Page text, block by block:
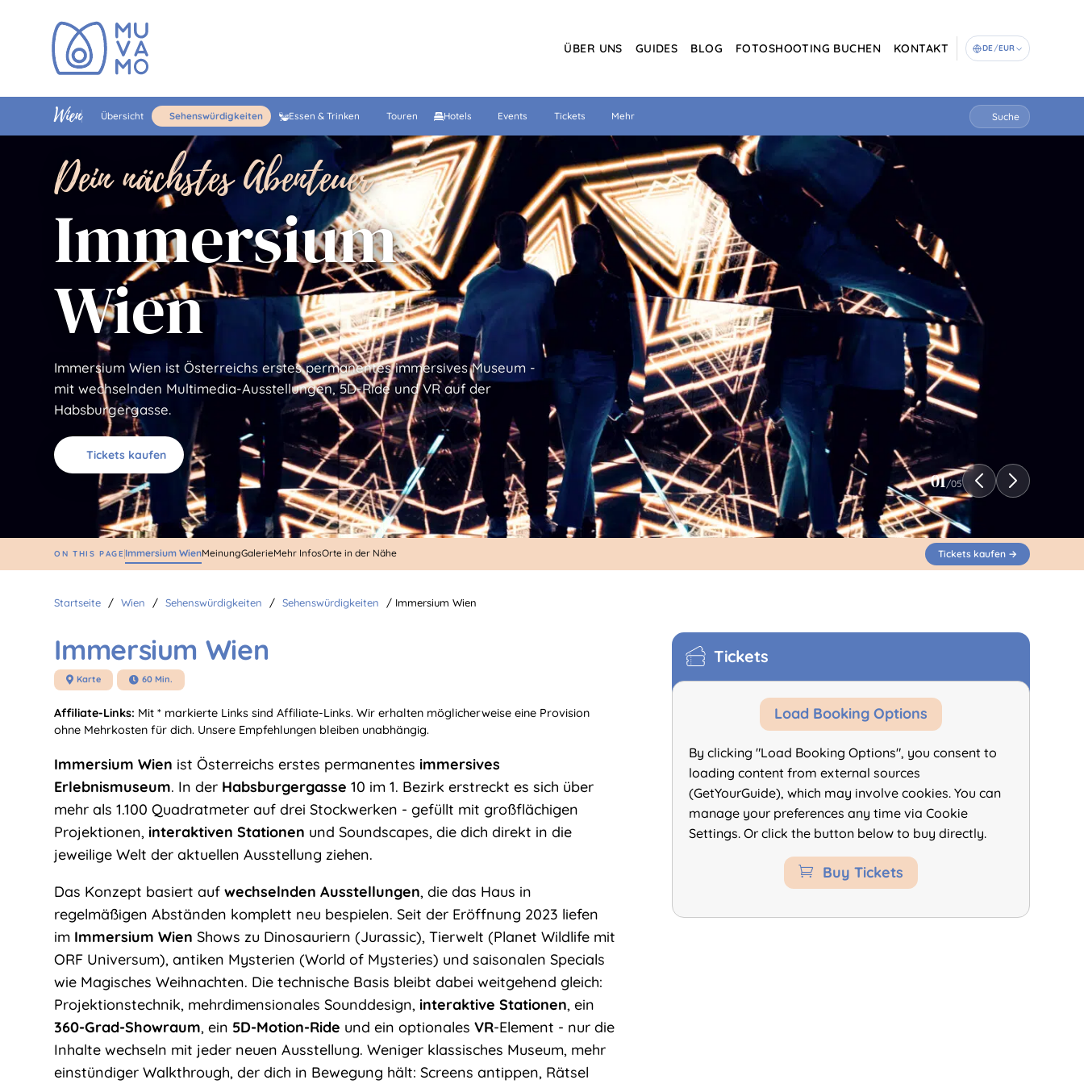
ÜBER UNS GUIDES BLOG FOTOSHOOTING BUCHEN KONTAKT DE/EUR
Wien Übersicht Sehenswürdigkeiten Essen & Trinken Touren Hotels Events Tickets Mehr Suche
Dein nächstes Abenteuer
Immersium
Wien
Immersium Wien ist Österreichs erstes permanentes immersives Museum -
mit wechselnden Multimedia-Ausstellungen, 5D-Ride und VR auf der
Habsburgergasse.
Tickets kaufen
01/05
ON THIS PAGE Immersium WienMeinungGalerieMehr InfosOrte in der Nähe Tickets kaufen →
Startseite / Wien / Sehenswürdigkeiten / Sehenswürdigkeiten / Immersium Wien
Immersium Wien
 Karte  60 Min.
Affiliate-Links: Mit * markierte Links sind Affiliate-Links. Wir erhalten möglicherweise eine Provision
ohne Mehrkosten für dich. Unsere Empfehlungen bleiben unabhängig.
Immersium Wien ist Österreichs erstes permanentes immersives
Erlebnismuseum. In der Habsburgergasse 10 im 1. Bezirk erstreckt es sich über
mehr als 1.100 Quadratmeter auf drei Stockwerken - gefüllt mit großflächigen
Projektionen, interaktiven Stationen und Soundscapes, die dich direkt in die
jeweilige Welt der aktuellen Ausstellung ziehen.
Das Konzept basiert aufwechselnden Ausstellungen, die das Haus in
regelmäßigen Abständen komplett neu bespielen. Seit der Eröffnung 2023 liefen
im Immersium Wien Shows zu Dinosauriern (Jurassic), Tierwelt (Planet Wildlife mit
ORF Universum), antiken Mysterien (World of Mysteries) und saisonalen Specials
wie Magisches Weihnachten. Die technische Basis bleibt dabei weitgehend gleich:
Projektionstechnik, mehrdimensionales Sounddesign, interaktive Stationen, ein
360-Grad-Showraum, ein 5D-Motion-Ride und ein optionalesVR-Element - nur die
Inhalte wechseln mit jeder neuen Ausstellung. Weniger klassisches Museum, mehr
einstündiger Walkthrough, der dich in Bewegung hält: Screens antippen, Rätsel
Tickets
Load Booking Options
By clicking "Load Booking Options", you consent to
loading content from external sources
(GetYourGuide), which may involve cookies. You can
manage your preferences any time via Cookie
Settings. Or click the button below to buy directly.
 Buy Tickets